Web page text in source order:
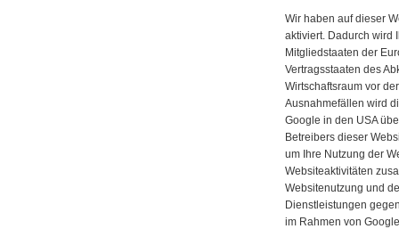
Wir haben auf dieser
aktiviert. Dadurch wird
Mitgliedstaaten der
Vertragsstaaten des
Wirtschaftsraum vor
Ausnahmefällen wird
Google in den USA
Betreibers dieser
um Ihre Nutzung der
Websiteaktivitäten
Websitenutzung und
Dienstleistungen
im Rahmen von